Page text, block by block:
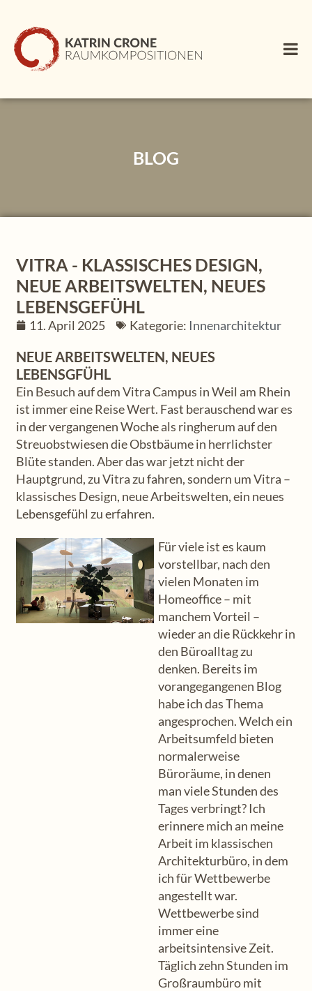
BLOG
VITRA - KLASSISCHES DESIGN,
NEUE ARBEITSWELTEN, NEUES
LEBENSGEFÜHL
11. April 2025 Kategorie: Innenarchitektur
NEUE ARBEITSWELTEN, NEUES
LEBENSGFÜHL
Ein Besuch auf dem Vitra Campus in Weil am Rhein
ist immer eine Reise Wert. Fast berauschend war es
in der vergangenen Woche als ringherum auf den
Streuobstwiesen die Obstbäume in herrlichster
Blüte standen. Aber das war jetzt nicht der
Hauptgrund, zu Vitra zu fahren, sondern um Vitra –
klassisches Design, neue Arbeitswelten, ein neues
Lebensgefühl zu erfahren.
Für viele ist es kaum
vorstellbar, nach den
vielen Monaten im
Homeoffice – mit
manchem Vorteil –
wieder an die Rückkehr in
den Büroalltag zu
denken. Bereits im
vorangegangenen Blog
habe ich das Thema
angesprochen. Welch ein
Arbeitsumfeld bieten
normalerweise
Büroräume, in denen
man viele Stunden des
Tages verbringt? Ich
erinnere mich an meine
Arbeit im klassischen
Architekturbüro, in dem
ich für Wettbewerbe
angestellt war.
Wettbewerbe sind
immer eine
arbeitsintensive Zeit.
Täglich zehn Stunden im
Großraumbüro mit